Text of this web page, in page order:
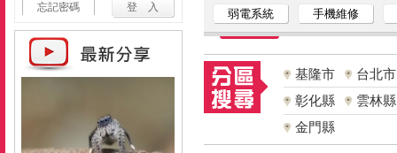
忘記密碼 弱電系統 手機維修
基隆市
台北市
彰化縣
雲林縣
金門縣